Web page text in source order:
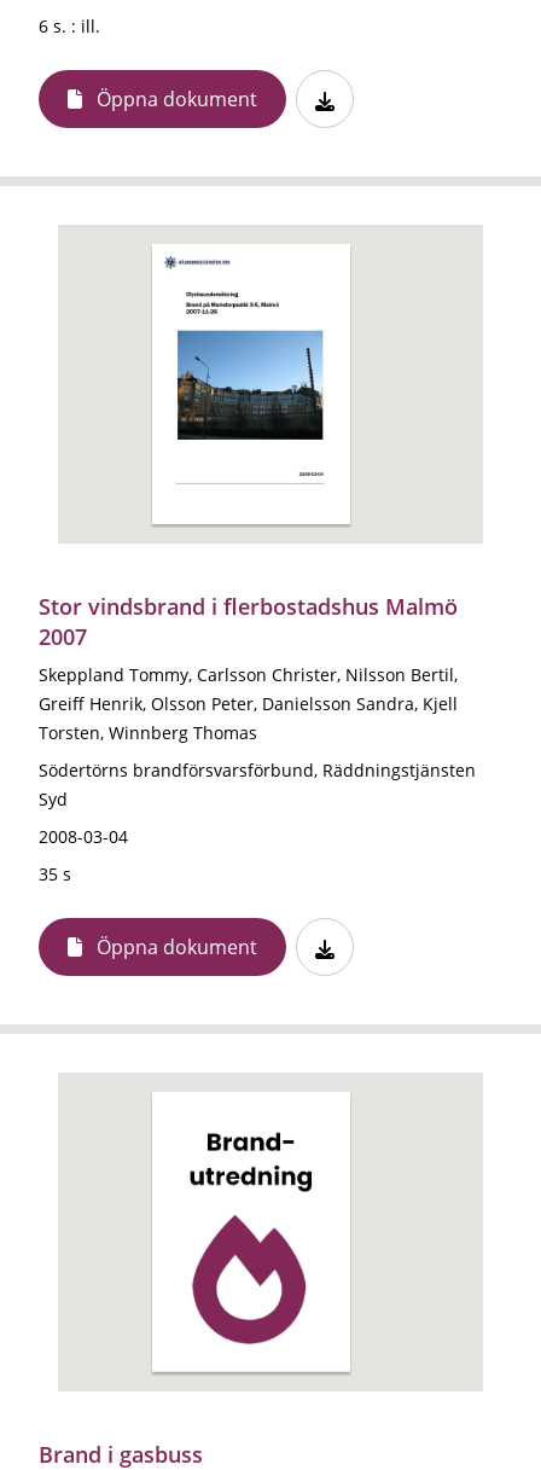
6 s. : ill.
Öppna dokument
Stor vindsbrand i flerbostadshus Malmö
2007
Skeppland Tommy, Carlsson Christer, Nilsson Bertil,
Greiff Henrik, Olsson Peter, Danielsson Sandra, Kjell
Torsten, Winnberg Thomas
Södertörns brandförsvarsförbund, Räddningstjänsten
Syd
2008-03-04
35 s
Öppna dokument
Brand i gasbuss